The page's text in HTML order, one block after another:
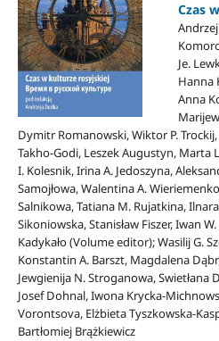
Czas
Je.
Hanna
Anna
Dymitr Romanowski, Wiktor P.
Takho-Godi, Leszek Augustyn, Marta
I. Kolesnik, Irina A. Jedoszyna,
Samojłowa, Walentina A.
Salnikowa, Tatiana M. Rujatkina,
Sikoniowska, Stanisław Fiszer, Iwan
Kadykało (Volume editor); Wasilij G.
Konstantin A. Barszt, Magdalena
Jewgienija N. Stroganowa, Swietłana
Josef Dohnal, Iwona Krycka-
Vorontsova, Elżbieta Tyszkowska-
Bartłomiej Brążkiewicz